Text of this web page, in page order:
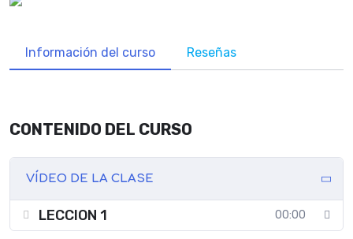
Información del curso Reseñas
CONTENIDO DEL CURSO
VÍDEO DE LA CLASE
LECCION 1 00:00